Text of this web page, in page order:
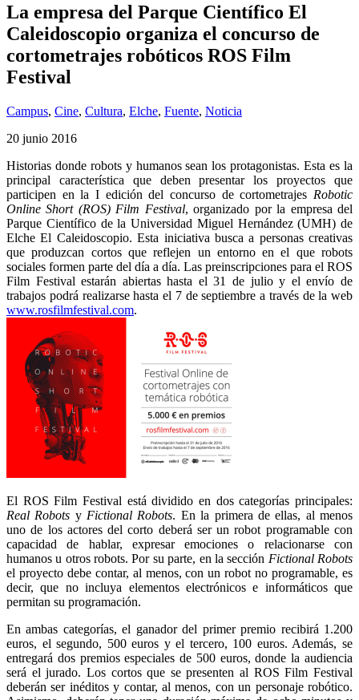
La empresa del Parque Científico El
Caleidoscopio organiza el concurso de
cortometrajes robóticos ROS Film
Festival
Campus, Cine, Cultura, Elche, Fuente, Noticia
20 junio 2016
Historias donde robots y humanos sean los protagonistas. Esta es la
principal característica que deben presentar los proyectos que
participen en la I edición del concurso de cortometrajes Robotic
Online Short (ROS) Film Festival, organizado por la empresa del
Parque Científico de la Universidad Miguel Hernández (UMH) de
Elche El Caleidoscopio. Esta iniciativa busca a personas creativas
que produzcan cortos que reflejen un entorno en el que robots
sociales formen parte del día a día. Las preinscripciones para el ROS
Film Festival estarán abiertas hasta el 31 de julio y el envío de
trabajos podrá realizarse hasta el 7 de septiembre a través de la web
www.rosfilmfestival.com.
El ROS Film Festival está dividido en dos categorías principales:
Real Robots y Fictional Robots. En la primera de ellas, al menos
uno de los actores del corto deberá ser un robot programable con
capacidad de hablar, expresar emociones o relacionarse con
humanos u otros robots. Por su parte, en la sección Fictional Robots
el proyecto debe contar, al menos, con un robot no programable, es
decir, que no incluya elementos electrónicos e informáticos que
permitan su programación.
En ambas categorías, el ganador del primer premio recibirá 1.200
euros, el segundo, 500 euros y el tercero, 100 euros. Además, se
entregará dos premios especiales de 500 euros, donde la audiencia
será el jurado. Los cortos que se presenten al ROS Film Festival
deberán ser inéditos y contar, al menos, con un personaje robótico.